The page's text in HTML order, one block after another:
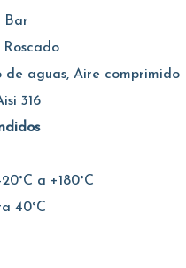
Bar
Roscado
de aguas, Aire comprimido
316
20°C a +180°C
40°C